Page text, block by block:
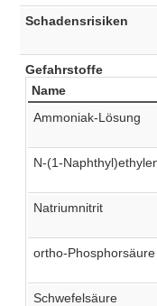
Schadensrisiken
Gefahrstoffe
Name
Ammoniak-Lösung
N-(1-
Natriumnitrit
ortho-Phosphorsäure
Schwefelsäure